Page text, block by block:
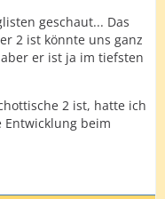
geschaut... Das
2 ist könnte uns ganz
er ist ja im tiefsten
2 ist, hatte ich
Entwicklung beim